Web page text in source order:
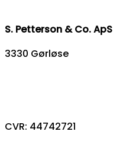
S. Petterson & Co. ApS
3330 Gørløse
CVR: 44742721